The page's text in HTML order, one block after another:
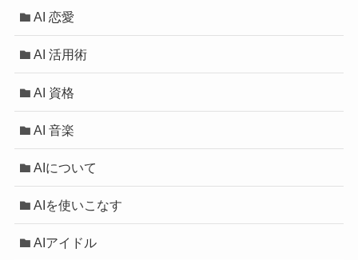
AI 恋愛
AI 活用術
AI 資格
AI 音楽
AIについて
AIを使いこなす
AIアイドル